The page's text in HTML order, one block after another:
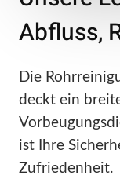
Abfluss,
Die
deckt ein
ist Ihre
Zufriedenheit.